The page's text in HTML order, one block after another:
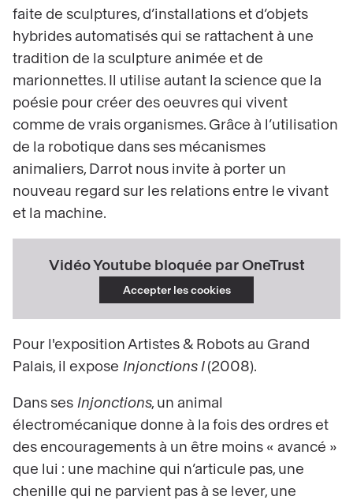
faite de sculptures, d’installations et d’objets
hybrides automatisés qui se rattachent à une
tradition de la sculpture animée et de
marionnettes. Il utilise autant la science que la
poésie pour créer des oeuvres qui vivent
comme de vrais organismes. Grâce à l’utilisation
de la robotique dans ses mécanismes
animaliers, Darrot nous invite à porter un
nouveau regard sur les relations entre le vivant
et la machine.
Vidéo Youtube bloquée par OneTrust
Accepter les cookies
Pour l'exposition Artistes & Robots au Grand
Palais, il expose Injonctions I (2008).
Dans ses Injonctions, un animal
électromécanique donne à la fois des ordres et
des encouragements à un être moins « avancé »
que lui : une machine qui n’articule pas, une
chenille qui ne parvient pas à se lever, une